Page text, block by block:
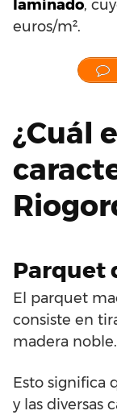
laminado,
euros/m².
¿Cuál
Parquet
El parquet
consiste en
madera noble.
Esto significa
y las diversas